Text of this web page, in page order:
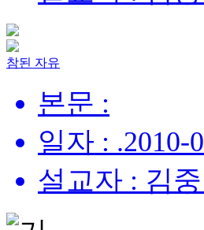
참된 자유
본문 :
일자 : .2010-
설교자 : 김